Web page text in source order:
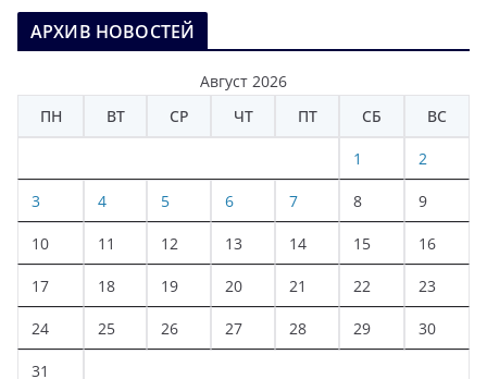
АРХИВ НОВОСТЕЙ
Август 2026
ПН
ВТ СР ЧТ ПТ СБ ВС
1 2
3 4 5 6 7 8 9
10 11 12 13 14 15 16
17 18 19 20 21 22 23
24 25 26 27 28 29 30
31